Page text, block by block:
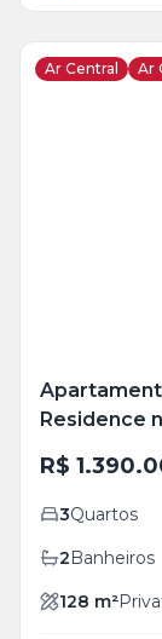
Ar Central Ar
Residence
R$
3Quartos
2Banheiros
128 m²